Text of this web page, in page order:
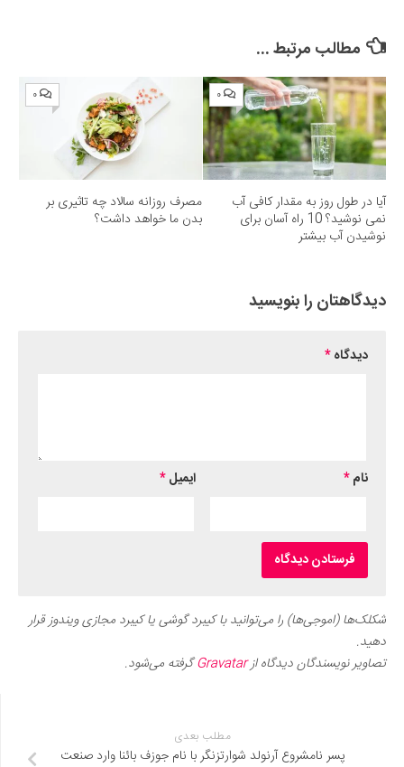
مطالب مرتبط ...
۰
آیا در طول روز به مقدار کافی آب
نمی نوشید؟ 10 راه آسان برای
نوشیدن آب بیشتر
۰
مصرف روزانه سالاد چه تاثیری بر
بدن ما خواهد داشت؟
دیدگاهتان را بنویسید
دیدگاه*
نام* ایمیل*
شکلک‌ها (اموجی‌ها) را می‌توانید با کیبرد گوشی یا کیبرد مجازی ویندوز قرار
دهید.
تصاویر نویسندگان دیدگاه ازGravatarگرفته می‌شود.
مطلب بعدی
پسر نامشروع آرنولد شوارتزنگر با نام جوزف بائنا وارد صنعت